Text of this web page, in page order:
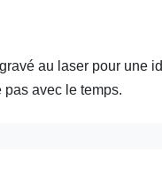
au laser pour une
avec le temps.